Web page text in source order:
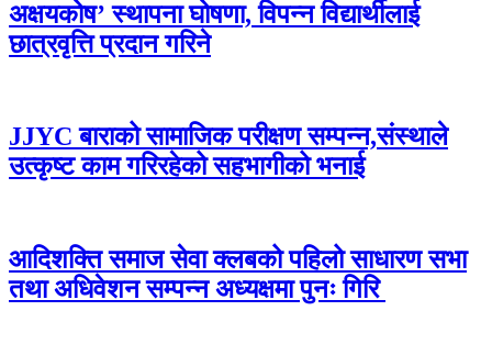
अक्षयकोष’ स्थापना घोषणा, विपन्न विद्यार्थीलाई
छात्रवृत्ति प्रदान गरिने
JJYC बाराको सामाजिक परीक्षण सम्पन्न,संस्थाले
उत्कृष्ट काम गरिरहेको सहभागीको भनाई
आदिशक्ति समाज सेवा क्लबको पहिलो साधारण सभा
तथा अधिवेशन सम्पन्न अध्यक्षमा पुनः गिरि